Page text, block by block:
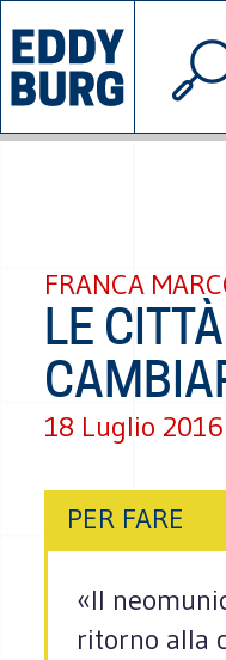
INIZIATIVE
©
FRANCA
LE
18 Luglio 2016
PER FARE
«Il
ritorno alla